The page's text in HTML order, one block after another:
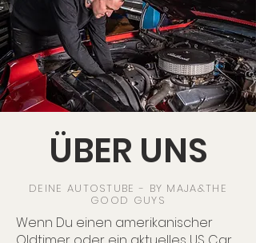
ÜBER UNS
DEINE AUTOSTUBE - BY MAJA&THE
GOOD GUYS
Wenn Du einen amerikanischer